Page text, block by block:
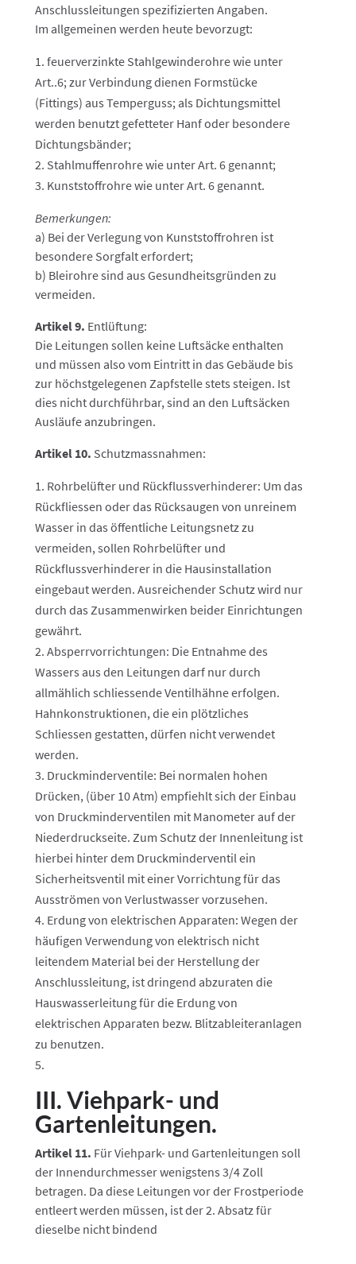
Anschlussleitungen spezifizierten Angaben.
Im allgemeinen werden heute bevorzugt:
feuerverzinkte Stahlgewinderohre wie unter
Art..6; zur Verbindung dienen Formstücke
(Fittings) aus Temperguss; als Dichtungsmittel
werden benutzt gefetteter Hanf oder besondere
Dichtungsbänder;
Stahlmuffenrohre wie unter Art. 6 genannt;
Kunststoffrohre wie unter Art. 6 genannt.
Bemerkungen:
a) Bei der Verlegung von Kunststoffrohren ist
besondere Sorgfalt erfordert;
b) Bleirohre sind aus Gesundheitsgründen zu
vermeiden.
Artikel 9. Entlüftung:
Die Leitungen sollen keine Luftsäcke enthalten
und müssen also vom Eintritt in das Gebäude bis
zur höchstgelegenen Zapfstelle stets steigen. Ist
dies nicht durchführbar, sind an den Luftsäcken
Ausläufe anzubringen.
Artikel 10. Schutzmassnahmen:
Rohrbelüfter und Rückflussverhinderer: Um das
Rückfliessen oder das Rücksaugen von unreinem
Wasser in das öffentliche Leitungsnetz zu
vermeiden, sollen Rohrbelüfter und
Rückflussverhinderer in die Hausinstallation
eingebaut werden. Ausreichender Schutz wird nur
durch das Zusammenwirken beider Einrichtungen
gewährt.
Absperrvorrichtungen: Die Entnahme des
Wassers aus den Leitungen darf nur durch
allmählich schliessende Ventilhähne erfolgen.
Hahnkonstruktionen, die ein plötzliches
Schliessen gestatten, dürfen nicht verwendet
werden.
Druckminderventile: Bei normalen hohen
Drücken, (über 10 Atm) empfiehlt sich der Einbau
von Druckminderventilen mit Manometer auf der
Niederdruckseite. Zum Schutz der Innenleitung ist
hierbei hinter dem Druckminderventil ein
Sicherheitsventil mit einer Vorrichtung für das
Ausströmen von Verlustwasser vorzusehen.
Erdung von elektrischen Apparaten: Wegen der
häufigen Verwendung von elektrisch nicht
leitendem Material bei der Herstellung der
Anschlussleitung, ist dringend abzuraten die
Hauswasserleitung für die Erdung von
elektrischen Apparaten bezw. Blitzableiteranlagen
zu benutzen.
III. Viehpark- und
Gartenleitungen.
Artikel 11. Für Viehpark- und Gartenleitungen soll
der Innendurchmesser wenigstens 3/4 Zoll
betragen. Da diese Leitungen vor der Frostperiode
entleert werden müssen, ist der 2. Absatz für
dieselbe nicht bindend